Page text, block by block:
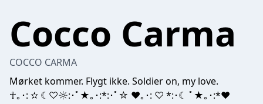
Cocco Carma
COCCO CARMA
Mørket kommer. Flygt ikke. Soldier on, my love.
☥｡･: ✫⁣⁣⁣ ☾♡☼:･ﾟ★｡･:*:･ﾟ☆ ♥｡･: ♡ *:･☾ ﾟ★｡･:*♥